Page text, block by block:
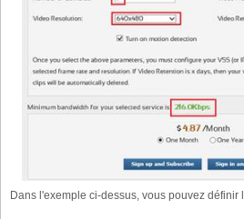
Dans l'exemple ci-dessus, vous pouvez